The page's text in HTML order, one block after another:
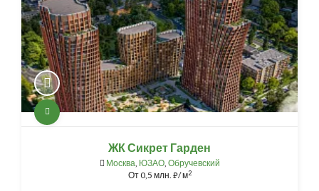
ЖК Сикрет Гарден
Москва, ЮЗАО, Обручевский
От0,5 млн. ⃏/ м2